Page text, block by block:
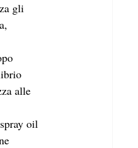
gli
alle
oil